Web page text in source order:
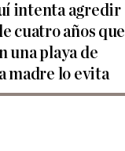
intenta agredir
cuatro años que
una playa de
madre lo evita